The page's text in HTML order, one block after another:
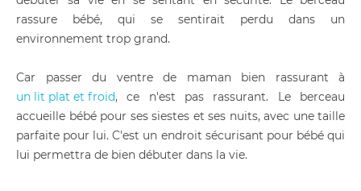
rassure bébé, qui se sentirait perdu dans un
environnement trop grand.
Car passer du ventre de maman bien rassurant à
un lit plat et froid, ce n'est pas rassurant. Le berceau
accueille bébé pour ses siestes et ses nuits, avec une taille
parfaite pour lui. C'est un endroit sécurisant pour bébé qui
lui permettra de bien débuter dans la vie.